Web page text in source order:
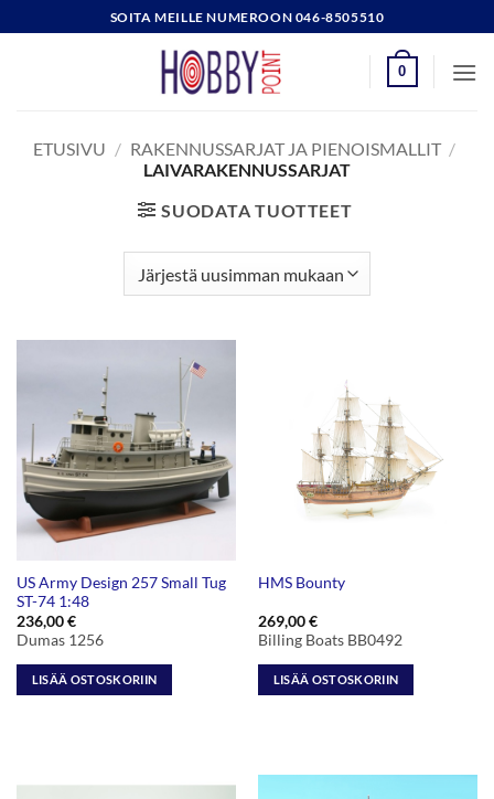
to
SOITA MEILLE NUMEROON 046-8505510
0
ETUSIVU / RAKENNUSSARJAT JA PIENOISMALLIT /
LAIVARAKENNUSSARJAT
SUODATA TUOTTEET
US Army Design 257 Small Tug
ST-74 1:48
236,00€
Dumas 1256
LISÄÄ OSTOSKORIIN
HMS Bounty
269,00€
Billing Boats BB0492
LISÄÄ OSTOSKORIIN